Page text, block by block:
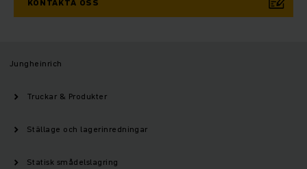
KONTAKTA OSS
Jungheinrich
Truckar & Produkter
Ställage och lagerinredningar
Statisk smådelslagring